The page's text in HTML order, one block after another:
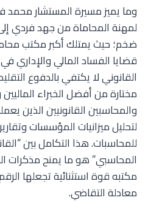
وما يميز مسيرة المستشار
لمهنة المحاماة من جهد
ضخم؛ حيث يمتلك أكبر مكتب
قضايا الفساد المالي والإداري
القانوني لا يكتفي بالدفوع
مختارة من أفضل الخبراء
والمحاسبين القانونيين الذين
لتحليل ميزانيات المؤسسات
للمحاسبات. هذا التكامل بين
المحاسبي” هو ما يمنح مذكرات
مكتبه قوة استثنائية تجعلها
معادلة التقاضي.